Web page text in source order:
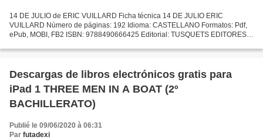
14 DE JULIO de ERIC VUILLARD Ficha técnica 14 DE JULIO ERIC
VUILLARD Número de páginas: 192 Idioma: CASTELLANO Formatos: Pdf,
ePub, MOBI, FB2 ISBN: 9788490666425 Editorial: TUSQUETS EDITORES
Descargas de libros electrónicos gratis para
iPad 1 THREE MEN IN A BOAT (2º
BACHILLERATO)
Publié le 09/06/2020 à 06:31
Par futadexi